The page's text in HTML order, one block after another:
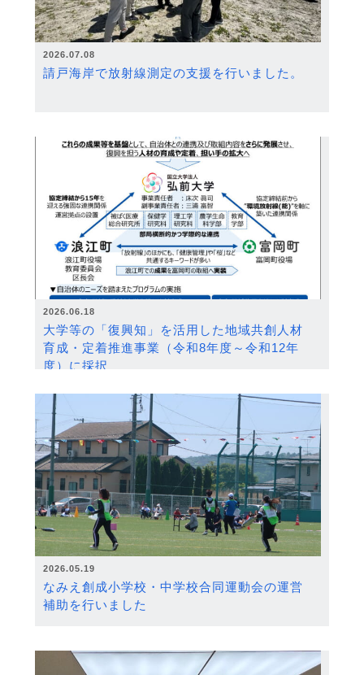
2026.07.08
請戸海岸で放射線測定の支援を行いました。
2026.06.18
大学等の「復興知」を活用した地域共創人材
育成・定着推進事業（令和8年度～令和12年
度）に採択
2026.05.19
なみえ創成小学校・中学校合同運動会の運営
補助を行いました